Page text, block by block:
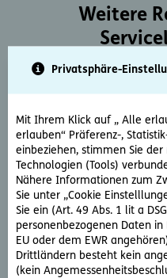
Privatsphäre-
Mit Ihrem Klick auf „ Alle
erlauben“ Präferenz-,
einbeziehen, stimmen Sie
Technologien (Tools)
Nähere Informationen zum
Sie unter „Cookie
Sie ein (Art. 49 Abs. 1 lit a
personenbezogenen Daten
EU oder dem EWR
Drittländern besteht kein
(kein
Weitere
Sie haben ein rechtliche
beantworten